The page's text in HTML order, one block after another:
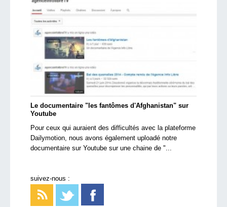
Le documentaire "les fantômes d'Afghanistan" sur
Youtube
Pour ceux qui auraient des difficultés avec la plateforme
Dailymotion, nous avons également uploadé notre
documentaire sur Youtube sur une chaine de "...
suivez-nous :